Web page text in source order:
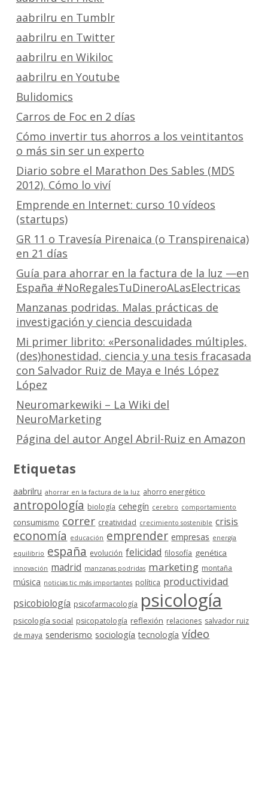
aabrilru en Tumblr
aabrilru en Twitter
aabrilru en Wikiloc
aabrilru en Youtube
Bulidomics
Carros de Foc en 2 días
Cómo invertir tus ahorros a los veintitantos
o más sin ser un experto
Diario sobre el Marathon Des Sables (MDS
2012). Cómo lo viví
Emprende en Internet: curso 10 vídeos
(startups)
GR 11 o Travesía Pirenaica (o Transpirenaica)
en 21 días
Guía para ahorrar en la factura de la luz —en
España #NoRegalesTuDineroALasElectricas
Manzanas podridas. Malas prácticas de
investigación y ciencia descuidada
Mi primer librito: «Personalidades múltiples,
(des)honestidad, ciencia y una tesis fracasada
con Salvador Ruiz de Maya e Inés López
López
Neuromarkewiki – La Wiki del
NeuroMarketing
Página del autor Angel Abril-Ruiz en Amazon
Etiquetas
aabrilru ahorrar en la factura de la luz ahorro energético
antropología biología cehegín cerebro comportamiento
consumismo correr creatividad crecimiento sostenible crisis
economía educación emprender empresas energía
equilibrio españa evolución felicidad filosofía genética
innovación madrid manzanas podridas marketing montaña
música noticias tic más importantes política productividad
psicobiología psicofarmacología psicología
psicología social psicopatología reflexión relaciones salvador ruiz
de maya senderismo sociología tecnología vídeo